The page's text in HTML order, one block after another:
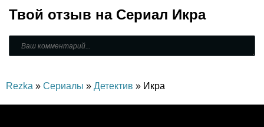
Твой отзыв на Сериал Икра
Rezka » Сериалы » Детектив » Икра